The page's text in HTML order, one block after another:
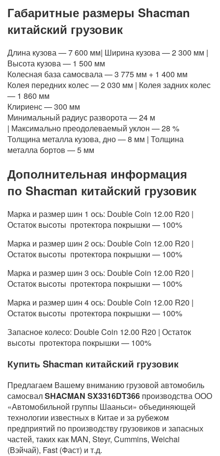
Габаритные размеры Shaсman
китайский грузовик
Длина кузова — 7 600 мм| Ширина кузова — 2 300 мм |
Высота кузова — 1 500 мм
Колесная база самосвала — 3 775 мм + 1 400 мм
Колея передних колес — 2 030 мм | Колея задних колес
— 1 860 мм
Клириенс — 300 мм
Минимальный радиус разворота — 24 м
| Максимально преодолеваемый уклон — 28 %
Толщина металла кузова, дно — 8 мм | Толщина
металла бортов — 5 мм
Дополнительная информация
по Shaсman китайский грузовик
Марка и размер шин 1 ось: Double Coin 12.00 R20 |
Остаток высоты протектора покрышки — 100%
Марка и размер шин 2 ось: Double Coin 12.00 R20 |
Остаток высоты протектора покрышки — 100%
Марка и размер шин 3 ось: Double Coin 12.00 R20 |
Остаток высоты протектора покрышки — 100%
Марка и размер шин 4 ось: Double Coin 12.00 R20 |
Остаток высоты протектора покрышки — 100%
Запасное колесо: Double Coin 12.00 R20 | Остаток
высоты протектора покрышки — 100%
Купить Shaсman китайский грузовик
Предлагаем Вашему вниманию грузовой автомобиль
самосвалSHACMAN SX3316DT366 производства ООО
«Автомобильной группы Шааньси» объединяющей
технологии известных в Китае и за рубежом
предприятий по производству грузовиков и запасных
частей, таких как MAN, Steyr, Cummins, Weichai
(Вэйчай), Fast (Фаст) и т.д.